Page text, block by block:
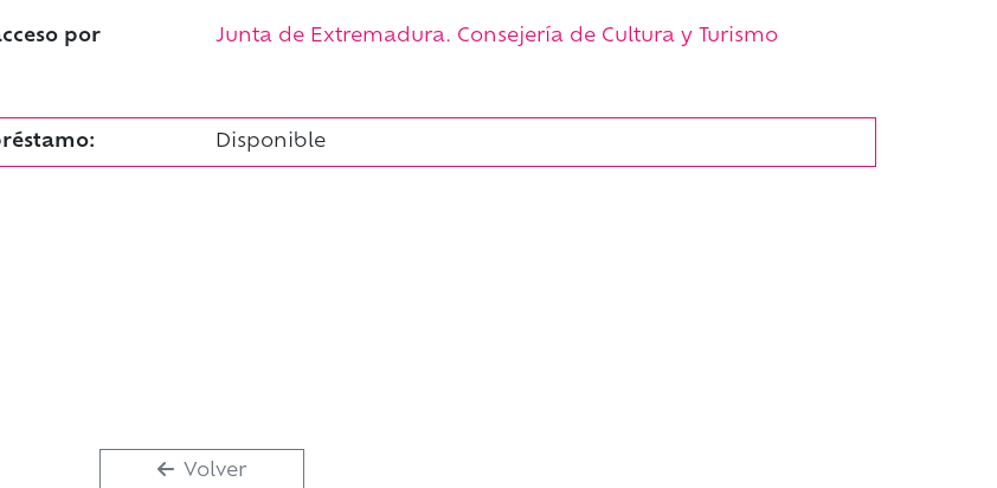
por
Junta de Extremadura. Consejería de Cultura y Turismo
Disponible
Volver